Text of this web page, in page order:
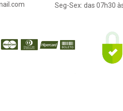
Seg-Sex: das 07h30